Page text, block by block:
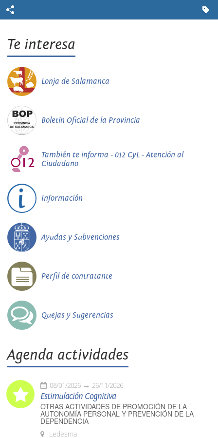
Te interesa
Lonja de Salamanca
Boletín Oficial de la Provincia
También te informa - 012 CyL - Atención al
Ciudadano
Información
Ayudas y Subvenciones
Perfil de contratante
Quejas y Sugerencias
Agenda actividades
08/01/2026 26/11/2026
Estimulación Cognitiva
OTRAS ACTIVIDADES DE PROMOCIÓN DE LA
AUTONOMÍA PERSONAL Y PREVENCIÓN DE LA
DEPENDENCIA
Ledesma